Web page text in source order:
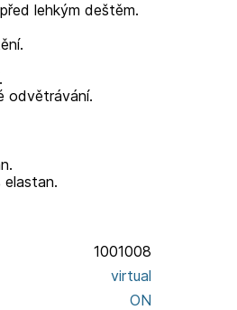
lehkým deštěm.
odvětrávání.
elastan.
1001008
virtual
ON